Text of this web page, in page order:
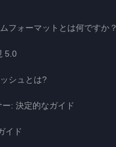
フォーマットとは何ですか？
5.0
シュとは?
: 決定的なガイド
イド